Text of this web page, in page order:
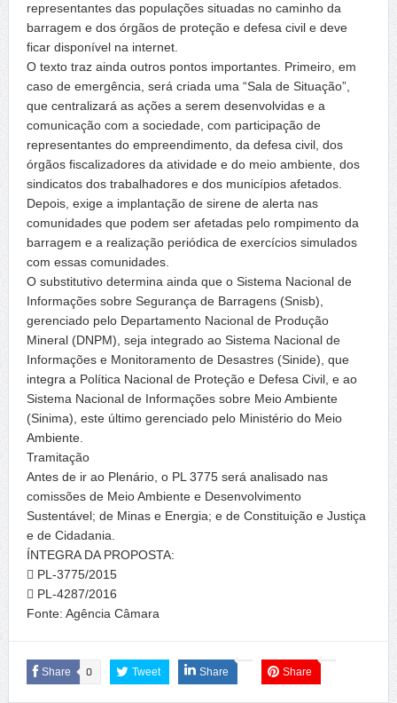
representantes das populações situadas no caminho da
barragem e dos órgãos de proteção e defesa civil e deve
ficar disponível na internet.
O texto traz ainda outros pontos importantes. Primeiro, em
caso de emergência, será criada uma “Sala de Situação”,
que centralizará as ações a serem desenvolvidas e a
comunicação com a sociedade, com participação de
representantes do empreendimento, da defesa civil, dos
órgãos fiscalizadores da atividade e do meio ambiente, dos
sindicatos dos trabalhadores e dos municípios afetados.
Depois, exige a implantação de sirene de alerta nas
comunidades que podem ser afetadas pelo rompimento da
barragem e a realização periódica de exercícios simulados
com essas comunidades.
O substitutivo determina ainda que o Sistema Nacional de
Informações sobre Segurança de Barragens (Snisb),
gerenciado pelo Departamento Nacional de Produção
Mineral (DNPM), seja integrado ao Sistema Nacional de
Informações e Monitoramento de Desastres (Sinide), que
integra a Política Nacional de Proteção e Defesa Civil, e ao
Sistema Nacional de Informações sobre Meio Ambiente
(Sinima), este último gerenciado pelo Ministério do Meio
Ambiente.
Tramitação
Antes de ir ao Plenário, o PL 3775 será analisado nas
comissões de Meio Ambiente e Desenvolvimento
Sustentável; de Minas e Energia; e de Constituição e Justiça
e de Cidadania.
ÍNTEGRA DA PROPOSTA:
 PL-3775/2015
 PL-4287/2016
Fonte: Agência Câmara
Share 0 Tweet Share Share